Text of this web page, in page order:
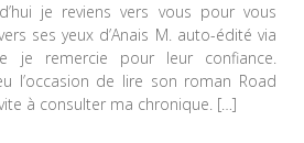
je reviens vers vous pour vous
ses yeux d’Anais M. auto-édité via
je remercie pour leur confiance.
l’occasion de lire son roman Road
à consulter ma chronique. […]